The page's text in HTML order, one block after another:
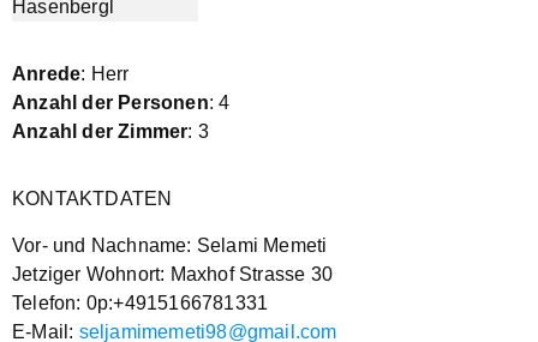
Anrede: Herr
Anzahl der Personen: 4
Anzahl der Zimmer: 3
KONTAKTDATEN
Vor- und Nachname: Selami Memeti
Jetziger Wohnort: Maxhof Strasse 30
Telefon: 0p:+4915166781331
E-Mail: seljamimemeti98@gmail.com